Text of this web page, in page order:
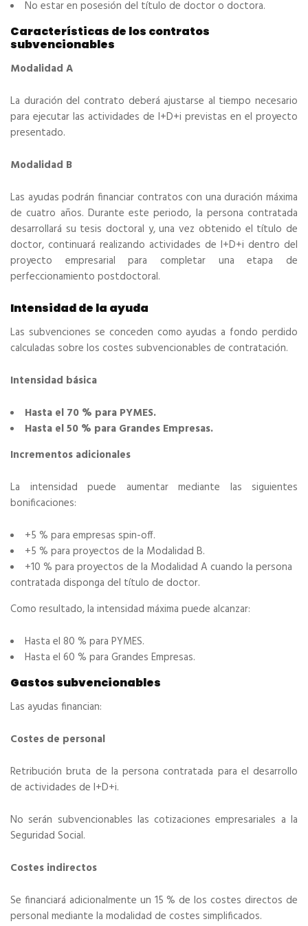
No estar en posesión del título de doctor o doctora.
Características de los contratos
subvencionables
Modalidad A
La duración del contrato deberá ajustarse al tiempo necesario
para ejecutar las actividades de I+D+i previstas en el proyecto
presentado.
Modalidad B
Las ayudas podrán financiar contratos con una duración máxima
de cuatro años. Durante este periodo, la persona contratada
desarrollará su tesis doctoral y, una vez obtenido el título de
doctor, continuará realizando actividades de I+D+i dentro del
proyecto empresarial para completar una etapa de
perfeccionamiento postdoctoral.
Intensidad de la ayuda
Las subvenciones se conceden como ayudas a fondo perdido
calculadas sobre los costes subvencionables de contratación.
Intensidad básica
Hasta el 70 % para PYMES.
Hasta el 50 % para Grandes Empresas.
Incrementos adicionales
La intensidad puede aumentar mediante las siguientes
bonificaciones:
+5 % para empresas spin-off.
+5 % para proyectos de la Modalidad B.
+10 % para proyectos de la Modalidad A cuando la persona
contratada disponga del título de doctor.
Como resultado, la intensidad máxima puede alcanzar:
Hasta el 80 % para PYMES.
Hasta el 60 % para Grandes Empresas.
Gastos subvencionables
Las ayudas financian:
Costes de personal
Retribución bruta de la persona contratada para el desarrollo
de actividades de I+D+i.
No serán subvencionables las cotizaciones empresariales a la
Seguridad Social.
Costes indirectos
Se financiará adicionalmente un 15 % de los costes directos de
personal mediante la modalidad de costes simplificados.